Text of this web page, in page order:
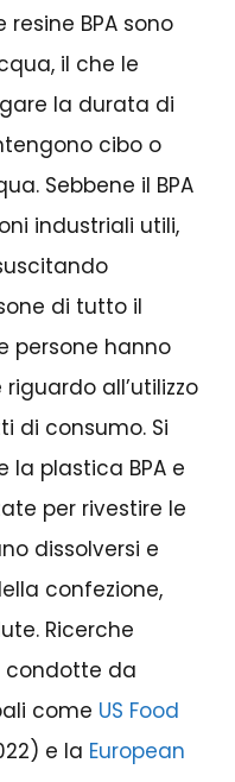
BPA sono
il che le
la durata di
cibo o
Sebbene il BPA
industriali utili,
di tutto il
persone hanno
all’utilizzo
di consumo. Si
plastica BPA e
per rivestire le
dissolversi e
confezione,
Ricerche
condotte da
come US Food
e la European